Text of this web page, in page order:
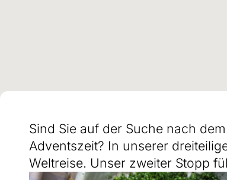
Sind Sie auf der Suche nach
Adventszeit? In unserer
Weltreise. Unser zweiter Stopp